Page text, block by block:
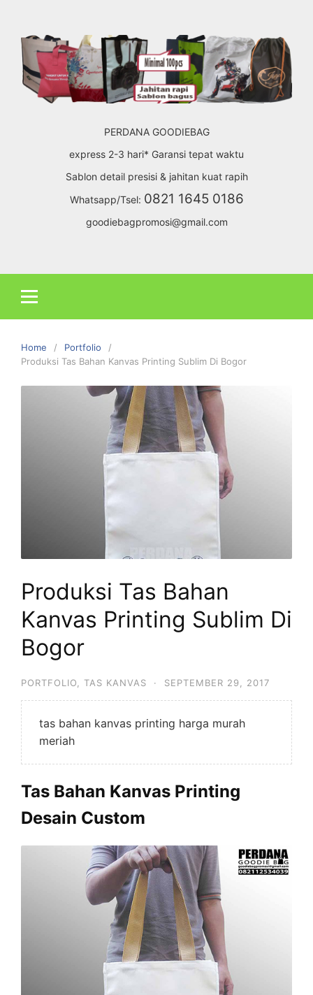
content
PERDANA GOODIEBAG
express 2-3 hari* Garansi tepat waktu
Sablon detail presisi & jahitan kuat rapih
Whatsapp/Tsel: 0821 1645 0186
goodiebagpromosi@gmail.com
Home
Portfolio
Produksi Tas Bahan Kanvas Printing Sublim Di Bogor
Produksi Tas Bahan
Kanvas Printing Sublim Di
Bogor
PORTFOLIO TAS KANVAS · SEPTEMBER 29, 2017
tas bahan kanvas printing harga murah
meriah
Tas Bahan Kanvas Printing
Desain Custom